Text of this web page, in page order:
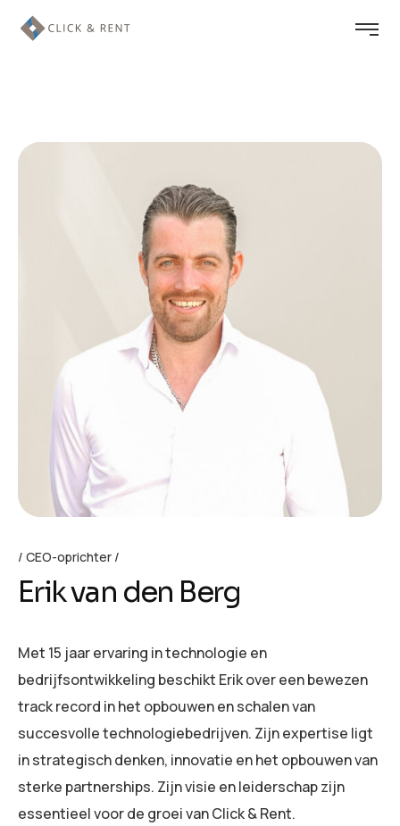
CEO-oprichter
Erik van den Berg
Met 15 jaar ervaring in technologie en
bedrijfsontwikkeling beschikt Erik over een bewezen
track record in het opbouwen en schalen van
succesvolle technologiebedrijven. Zijn expertise ligt
in strategisch denken, innovatie en het opbouwen van
sterke partnerships. Zijn visie en leiderschap zijn
essentieel voor de groei van Click & Rent.